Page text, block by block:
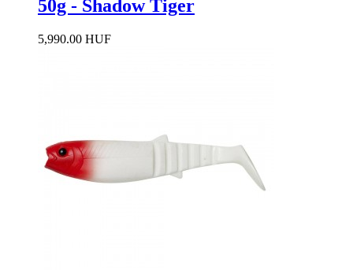
50g - Shadow Tiger
5,990.00 HUF